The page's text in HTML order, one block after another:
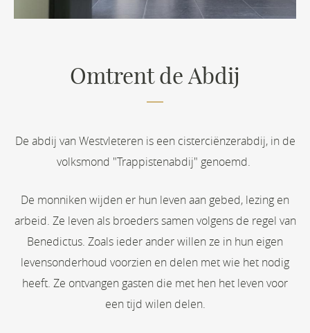
Omtrent de Abdij
De abdij van Westvleteren is een cisterciënzerabdij, in de
volksmond "Trappistenabdij" genoemd.
De monniken wijden er hun leven aan gebed, lezing en
arbeid. Ze leven als broeders samen volgens de regel van
Benedictus. Zoals ieder ander willen ze in hun eigen
levensonderhoud voorzien en delen met wie het nodig
heeft. Ze ontvangen gasten die met hen het leven voor
een tijd wilen delen.